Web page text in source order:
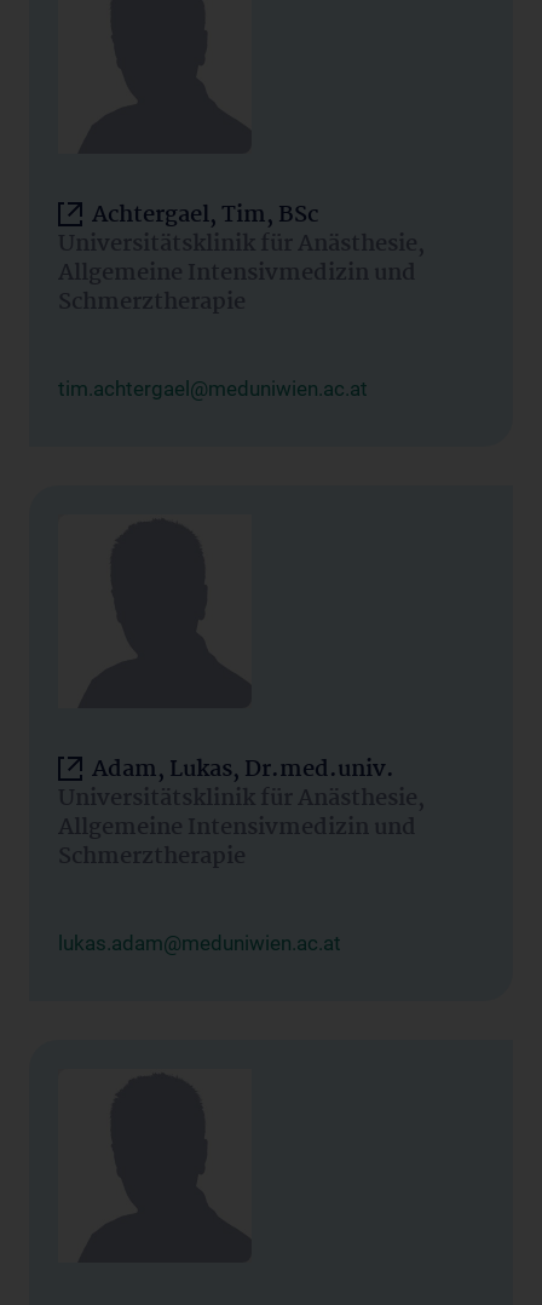
Achtergael, Tim, BSc
Universitätsklinik für Anästhesie,
Allgemeine Intensivmedizin und
Schmerztherapie
tim.achtergael@meduniwien.ac.at
Adam, Lukas, Dr.med.univ.
Universitätsklinik für Anästhesie,
Allgemeine Intensivmedizin und
Schmerztherapie
lukas.adam@meduniwien.ac.at